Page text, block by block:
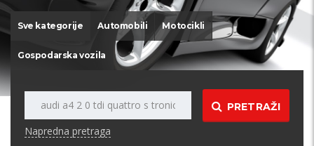
Sve kategorije Automobili Motocikli
Gospodarska vozila
PRETRAŽI
Napredna pretraga